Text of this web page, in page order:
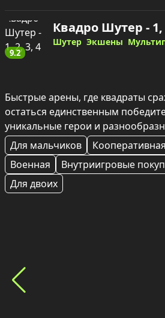
9.2
Шутер Экшены
Быстрые арены, где квадраты
остаться единственным
уникальные герои и
Для мальчиков
Кооперативная
Военная
Внутриигровые
Для двоих